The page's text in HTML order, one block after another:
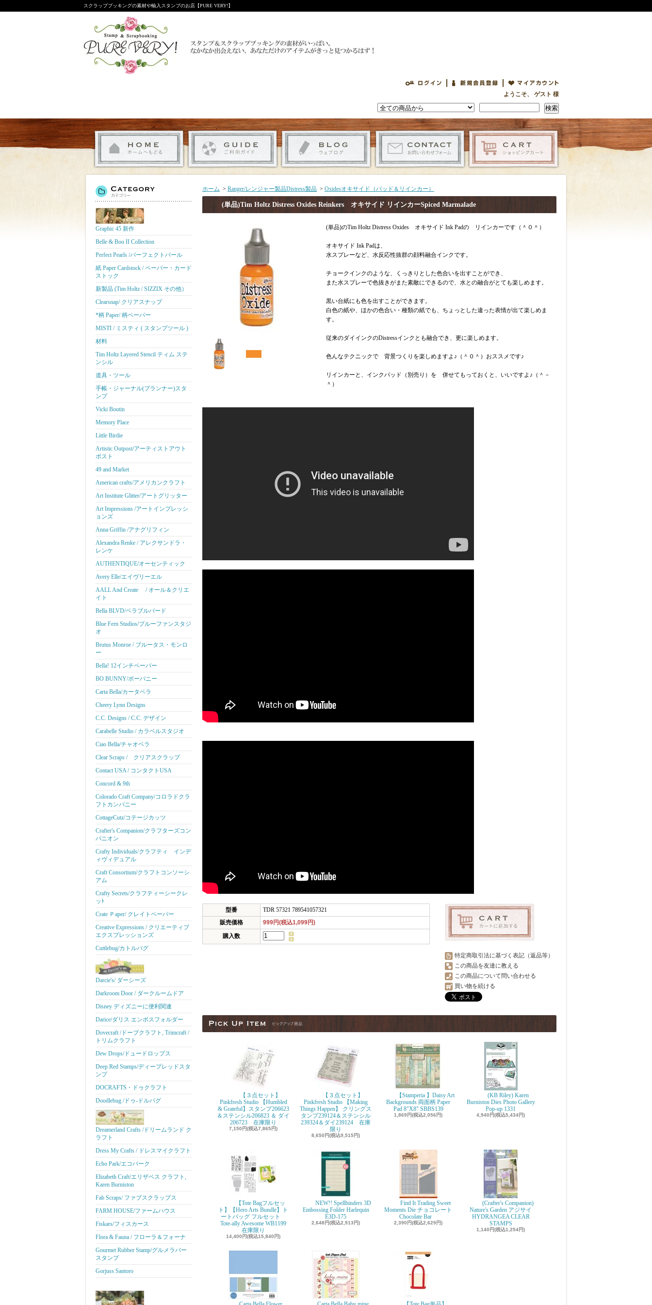
スクラップブッキングの素材や輸入スタンプのお店【PURE VERY!】
ようこそ、 ゲスト 様
検索
Graphic 45 新作
Belle & Boo II Collection
Perfect Pearls /パーフェクトパール
紙 Paper Cardstock / ペーパー・カード
ストック
新製品 (Tim Holtz / SIZZIX その他）
Clearsnap/ クリアスナップ
*柄 Paper/ 柄ペーパー
MISTI / ミスティ ( スタンプツール )
材料
Tim Holtz Layered Stencil ティム ステ
ンシル
道具・ツール
手帳・ジャーナル(プランナー)スタ
ンプ
Vicki Boutin
Memory Place
Little Birdie
Artistic Outpost/アーティストアウト
ポスト
49 and Market
American crafts/アメリカンクラフト
Art Institute Glitter/アートグリッター
Art Impressions /アートインプレッシ
ョンズ
Anna Griffin /アナグリフィン
Alexandra Renke / アレクサンドラ・
レンケ
AUTHENTIQUE/オーセンティック
Avery Elle/エイヴリーエル
AALL And Create / オール＆クリエ
イト
Bella BLVD/ベラブルバード
Blue Fern Studios/ブルーファンスタジ
オ
Brutus Monroe / ブルータス・モンロ
ー
Bella! 12インチペーパー
BO BUNNY/ボーバニー
Carta Bella/カータベラ
Cheery Lynn Designs
C.C. Designs / C.C. デザイン
Carabelle Studio / カラベルスタジオ
Ciao Bella/チャオベラ
Clear Scraps / クリアスクラップ
Contact USA / コンタクトUSA
Concord & 9th
Colorado Craft Company/コロラドクラ
フトカンパニー
CottageCutz/コテージカッツ
Crafter's Companion/クラフターズコン
パニオン
Crafty Individuals/クラフティ インデ
ィヴィデュアル
Craft Consortium/クラフトコンソーシ
アム
Crafty Secrets/クラフティーシークレ
ッﾄ
Crate Ｐaper/ クレイトペーパー
Creative Expressions / クリエーティブ
エクスプレッションズ
Cuttlebug/カトルバグ
Darcie's/ ダーシーズ
Darkroom Door / ダークルームドア
Disney ディズニーに便利関連
Darice/ダリス エンボスフォルダー
Dovecraft /ドーブクラフト, Trimcraft /
トリムクラフト
Dew Drops/ドュードロップス
Deep Red Stamps/ディープレッドスタ
ンプ
DOCRAFTS・ドゥクラフト
Doodlebug /ドゥ-ドルバグ
Dreamerland Crafts /ドリームランド ク
ラフト
Dress My Crafts / ドレスマイクラフト
Echo Park/エコパーク
Elizabeth Craft/エリザベス クラフト,
Karen Burniston
Fab Scraps/ ファブスクラップス
FARM HOUSE/ファームハウス
Fiskars/フィスカース
Flora & Fauna / フローラ＆フォーナ
Gourmet Rubber Stamp/グルメラバー
スタンプ
Gorjuss Santoro
ホーム > Ranger/レンジャー製品Distress製品 > Oxidesオキサイド（パッド＆リインカー）
(単品)Tim Holtz Distress Oxides Reinkers オキサイド リインカーSpiced Marmalade
(単品)のTim Holtz Distress Oxides オキサイド Ink Padの リインカーです（＾０＾）
オキサイド Ink Padは、
水スプレーなど、水反応性抜群の顔料融合インクです。
チョークインクのような、くっきりとした色合いを出すことができ、
また水スプレーで色抜きがまた素敵にできるので、水との融合がとても楽しめます。
黒い台紙にも色を出すことができます。
白色の紙や、ほかの色合い・種類の紙でも、ちょっとした違った表情が出て楽しめま
す。
従来のダイインクのDistressインクとも融合でき、更に楽しめます。
色んなテクニックで 背景つくりを楽しめますよ♪（＾０＾）おススメです♪
リインカーと、インクパッド（別売り）を 併せてもっておくと、いいですよ♪（＾－
＾）
型番
TDR 57321 789541057321
販売価格
999円(税込1,099円)
購入数
特定商取引法に基づく表記（返品等）
この商品を友達に教える
この商品について問い合わせる
買い物を続ける
【３点セット】
Pinkfresh Studio 【Humbled
& Grateful】スタンプ206623
＆ステンシル206823 ＆ ダイ
206723 在庫限り
7,150円(税込7,865円)
【３点セット】
Pinkfresh Studio 【Making
Things Happen】 クリングス
タンプ239124＆ステンシル
239324＆ダイ239124 在庫
限り
8,650円(税込9,515円)
【Stamperia 】Daisy Art
Backgrounds 両面柄 Paper
Pad 8"X8" SBBS139
1,869円(税込2,056円)
(KB Riley) Karen
Burniston Dies Photo Gallery
Pop-up 1331
4,940円(税込5,434円)
【Tote Bagフルセッ
ト】【Hero Arts Bundle】ト
ートバッグ フルセット
Tote-ally Awesome WB1199
在庫限り
14,400円(税込15,840円)
NEW!! Spellbinders 3D
Embossing Folder Harlequin
E3D-175
2,648円(税込2,913円)
Find It Trading Sweet
Moments Die チョコレート
Chocolate Bar
2,390円(税込2,629円)
(Crafter's Companion)
Nature's Garden アジサイ
HYDRANGEA CLEAR
STAMPS
1,140円(税込1,254円)